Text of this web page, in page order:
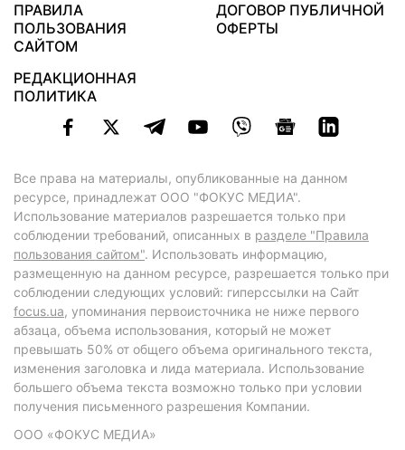
ПРАВИЛА
ПОЛЬЗОВАНИЯ
САЙТОМ
ДОГОВОР ПУБЛИЧНОЙ
ОФЕРТЫ
РЕДАКЦИОННАЯ
ПОЛИТИКА
Все права на материалы, опубликованные на данном
ресурсе, принадлежат ООО "ФОКУС МЕДИА".
Использование материалов разрешается только при
соблюдении требований, описанных в разделе "Правила
пользования сайтом". Использовать информацию,
размещенную на данном ресурсе, разрешается только при
соблюдении следующих условий: гиперссылки на Сайт
focus.ua, упоминания первоисточника не ниже первого
абзаца, объема использования, который не может
превышать 50% от общего объема оригинального текста,
изменения заголовка и лида материала. Использование
большего объема текста возможно только при условии
получения письменного разрешения Компании.
ООО «ФОКУС МЕДИА»